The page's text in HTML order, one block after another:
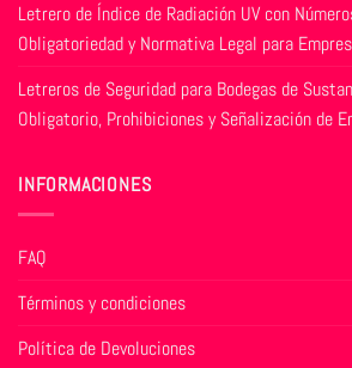
Letrero de Índice de Radiación UV con
Obligatoriedad y Normativa Legal para
Letreros de Seguridad para Bodegas de
Obligatorio, Prohibiciones y Señalización de
INFORMACIONES
FAQ
Términos y condiciones
Política de Devoluciones